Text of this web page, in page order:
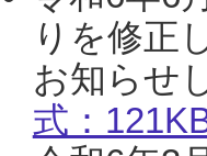
りを修正
お知らせ
式：121KB